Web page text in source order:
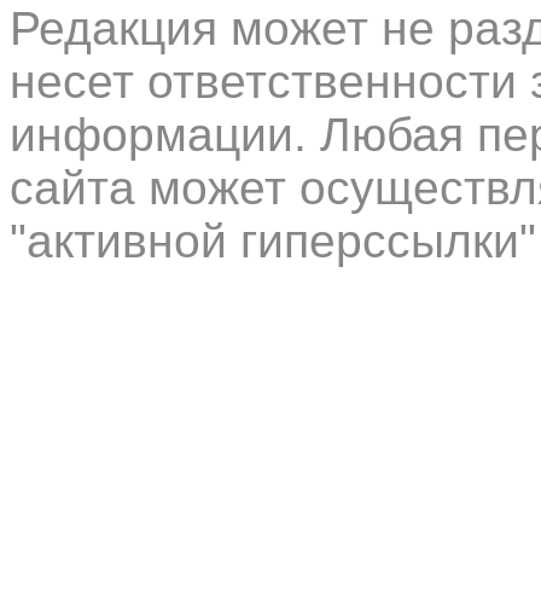
Редакция может не
несет
информации. Любая
сайта может
"активной